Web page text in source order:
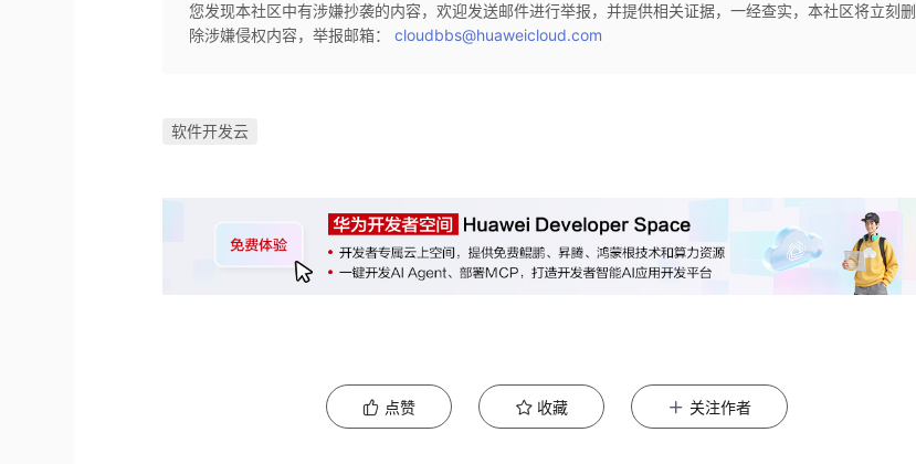
您发现本社区中有涉嫌抄袭的内容，欢迎发送邮件进行举报，并提供相关证据，一经查实，本社区将立刻删
除涉嫌侵权内容，举报邮箱：cloudbbs@huaweicloud.com
软件开发云
点赞 收藏 关注作者